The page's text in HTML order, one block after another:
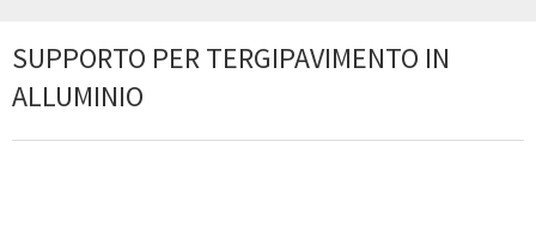
SUPPORTO PER TERGIPAVIMENTO IN
ALLUMINIO